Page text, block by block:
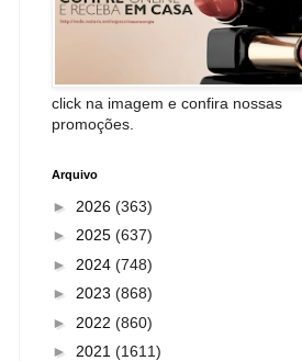
click na imagem e confira nossas
promoções.
Arquivo
► 2026 (363)
► 2025 (637)
► 2024 (748)
► 2023 (868)
► 2022 (860)
► 2021 (1611)